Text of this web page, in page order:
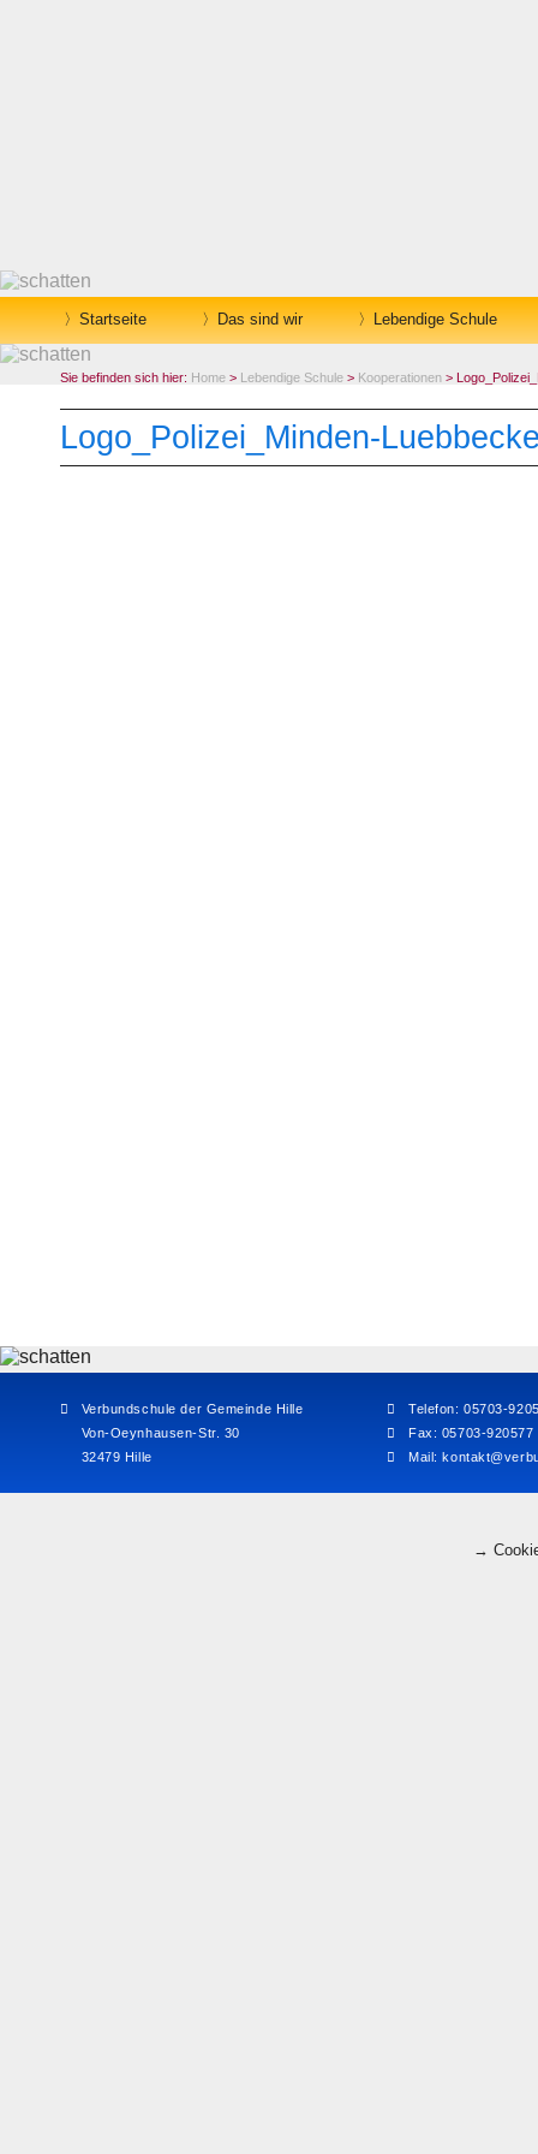
Startseite Das sind wir Lebendige Schule
Sie befinden sich hier: Home > Lebendige Schule > Kooperationen >
Logo_Polizei_Minden-
Verbundschule der Gemeinde Hille
Von-Oeynhausen-Str. 30
32479 Hille
Telefon: 05703-
Fax: 05703-920577
Mail:
→